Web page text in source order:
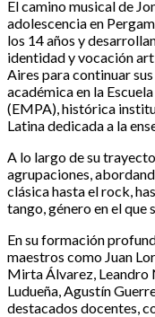
El camino musical de
adolescencia en
los 14 años y
identidad y vocación
Aires para continuar
académica en la
(EMPA), histórica
Latina dedicada a la
A lo largo de su
agrupaciones,
clásica hasta el rock,
tango, género en el que
En su formación
maestros como Juan
Mirta Álvarez,
Ludueña, Agustín
destacados docentes,